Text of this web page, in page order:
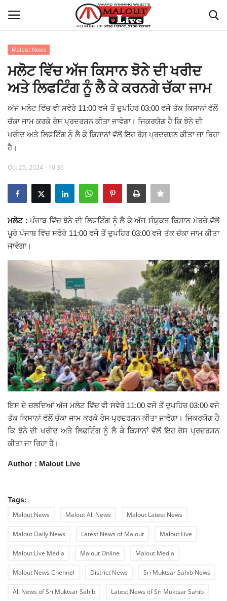
Home
About Us
How to Reach Malout
Privacy Policy
Malout News
History of Malout
Giddarbaha
Railway Time Table
Lambi
Sri Muktsar Sahib News
Punjab
Life & Style
Important
Contact Us
Malout News
ਮਲੋਟ ਵਿੱਚ ਅੱਜ ਕਿਸਾਨ ਝੋਨੇ ਦੀ ਖਰੀਦ
ਅਤੇ ਲਿਫਟਿੰਗ ਨੂੰ ਲੈ ਕੇ ਕਰਨਗੇ ਚੱਕਾ ਜਾਮ
ਅੱਜ ਮਲੋਟ ਵਿੱਚ ਵੀ ਸਵੇਰੇ 11:00 ਵਜੇ ਤੋਂ ਦੁਪਹਿਰ 03:00 ਵਜੇ ਤੱਕ ਕਿਸਾਨਾਂ ਵੱਲੋਂ
ਚੱਕਾ ਜਾਮ ਕਰਕੇ ਰੋਸ ਪ੍ਰਦਰਸ਼ਨ ਕੀਤਾ ਜਾਵੇਗਾ। ਜਿਕਰਯੋਗ ਹੈ ਕਿ ਝੋਨੇ ਦੀ
ਖਰੀਦ ਅਤੇ ਲਿਫਟਿੰਗ ਨੂੰ ਲੈ ਕੇ ਕਿਸਾਨਾਂ ਵੱਲੋਂ ਇਹ ਰੋਸ ਪ੍ਰਦਰਸ਼ਨ ਕੀਤਾ ਜਾ ਰਿਹਾ
ਹੈ।
Oct 25, 2024 - 10:36
ਮਲੋਟ : ਪੰਜਾਬ ਵਿੱਚ ਝੋਨੇ ਦੀ ਲਿਫਟਿੰਗ ਨੂੰ ਲੈ ਕੇ ਅੱਜ ਸੰਯੁਕਤ ਕਿਸਾਨ ਮੋਰਚੇ ਵੱਲੋਂ
ਪੂਰੇ ਪੰਜਾਬ ਵਿੱਚ ਸਵੇਰੇ 11:00 ਵਜੇ ਤੋਂ ਦੁਪਹਿਰ 03:00 ਵਜੇ ਤੱਕ ਚੱਕਾ ਜਾਮ ਕੀਤਾ
ਜਾਵੇਗਾ।
ਇਸ ਦੇ ਚਲਦਿਆਂ ਅੱਜ ਮਲੋਟ ਵਿੱਚ ਵੀ ਸਵੇਰੇ 11:00 ਵਜੇ ਤੋਂ ਦੁਪਹਿਰ 03:00 ਵਜੇ
ਤੱਕ ਕਿਸਾਨਾਂ ਵੱਲੋਂ ਚੱਕਾ ਜਾਮ ਕਰਕੇ ਰੋਸ ਪ੍ਰਦਰਸ਼ਨ ਕੀਤਾ ਜਾਵੇਗਾ। ਜਿਕਰਯੋਗ ਹੈ
ਕਿ ਝੋਨੇ ਦੀ ਖਰੀਦ ਅਤੇ ਲਿਫਟਿੰਗ ਨੂੰ ਲੈ ਕੇ ਕਿਸਾਨਾਂ ਵੱਲੋਂ ਇਹ ਰੋਸ ਪ੍ਰਦਰਸ਼ਨ
ਕੀਤਾ ਜਾ ਰਿਹਾ ਹੈ।
Author : Malout Live
Tags:
Malout News
Malout All News Malout Latest News
Malout Daily News Latest News of Malout Malout Live
Malout Live Media Malout Online Malout Media
Malout News Chennel District News Sri Muktsar Sahib News
All News of Sri Muktsar Sahib Latest News of Sri Muktsar Sahib